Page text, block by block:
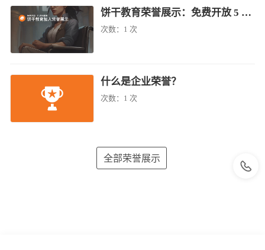
饼干教育荣誉展示：免费开放 5 名残疾者
次数： 1 次
什么是企业荣誉？
次数： 1 次
全部荣誉展示